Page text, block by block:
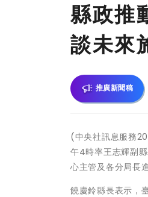
縣政推
談未來
推廣新聞稿
(中央社訊息服務
午4時率王志輝副
心主管及各分局長
饒慶鈴縣長表示，